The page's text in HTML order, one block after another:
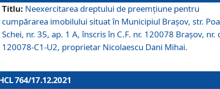
Titlu: Neexercitarea dreptului de preemţiune pentru
cumpărarea imobilului situat în Municipiul Braşov, str.
Schei, nr. 35, ap. 1 A, înscris în C.F. nr. 120078 Brașov, nr.
120078-C1-U2, proprietar Nicolaescu Dani Mihai.
764/17.12.2021